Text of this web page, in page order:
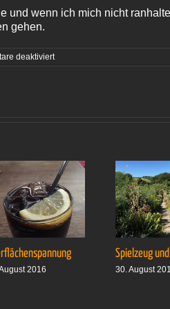
und wenn ich mich nicht
gehen.
deaktiviertfür
2016
Spielzeug
30. August